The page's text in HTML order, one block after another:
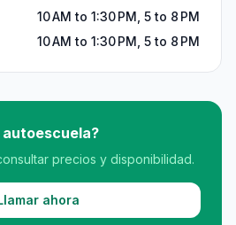
10 AM to 1:30 PM, 5 to 8 PM
10 AM to 1:30 PM, 5 to 8 PM
precios y disponibilidad.
ahora